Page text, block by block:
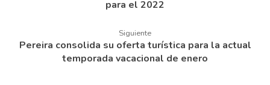
para el 2022
Siguiente
Pereira consolida su oferta turística para la actual
temporada vacacional de enero